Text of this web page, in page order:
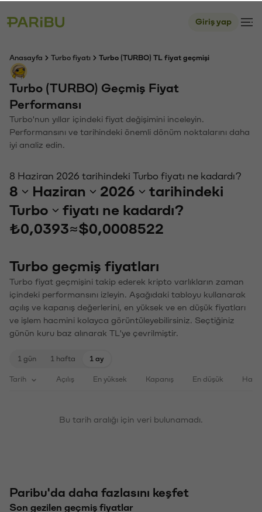
Giriş yap
Anasayfa Turbo fiyatı Turbo (TURBO) TL fiyat geçmişi
Turbo (TURBO) Geçmiş Fiyat
Performansı
Turbo'nun yıllar içindeki fiyat değişimini inceleyin.
Performansını ve tarihindeki önemli dönüm noktalarını daha
iyi analiz edin.
8 Haziran 2026 tarihindeki Turbo fiyatı ne kadardı?
8 Haziran 2026
tarihindeki
Turbo
fiyatı ne kadardı?
₺0,0393≈$0,0008522
Turbo geçmiş fiyatları
Turbo fiyat geçmişini takip ederek kripto varlıkların zaman
içindeki performansını izleyin. Aşağıdaki tabloyu kullanarak
açılış ve kapanış değerlerini, en yüksek ve en düşük fiyatları
ve işlem hacmini kolayca görüntüleyebilirsiniz. Seçtiğiniz
günün kuru baz alınarak TL'ye çevrilmiştir.
1 gün 1 hafta 1 ay
Tarih Açılış En yüksek Kapanış En düşük
Bu tarih aralığı için veri bulunamadı.
Paribu'da daha fazlasını keşfet
Son gezilen geçmiş fiyatlar